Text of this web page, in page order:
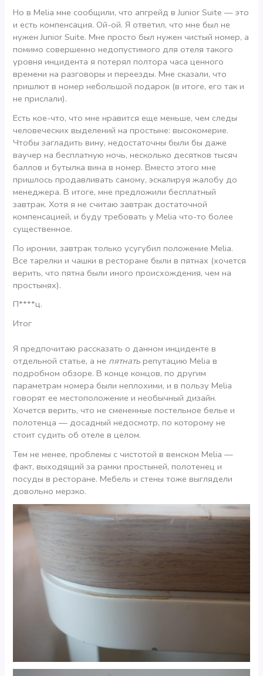
Но в Melia мне сообщили, что апгрейд в Junior Suite — это
и есть компенсация. Ой-ой. Я ответил, что мне был не
нужен Junior Suite. Мне просто был нужен чистый номер, а
помимо совершенно недопустимого для отеля такого
уровня инцидента я потерял полтора часа ценного
времени на разговоры и переезды. Мне сказали, что
пришлют в номер небольшой подарок (в итоге, его так и
не прислали).
Есть кое-что, что мне нравится еще меньше, чем следы
человеческих выделений на простыне: высокомерие.
Чтобы загладить вину, недостаточны были бы даже
ваучер на бесплатную ночь, несколько десятков тысяч
баллов и бутылка вина в номер. Вместо этого мне
пришлось продавливать самому, эскалируя жалобу до
менеджера. В итоге, мне предложили бесплатный
завтрак. Хотя я не считаю завтрак достаточной
компенсацией, и буду требовать у Melia что-то более
существенное.
По иронии, завтрак только усугубил положение Melia.
Все тарелки и чашки в ресторане были в пятнах (хочется
верить, что пятна были иного происхождения, чем на
простынях).
П****ц.
Итог
Я предпочитаю рассказать о данном инциденте в
отдельной статье, а не пятнать репутацию Melia в
подробном обзоре. В конце концов, по другим
параметрам номера были неплохими, и в пользу Melia
говорят ее местоположение и необычный дизайн.
Хочется верить, что не смененные постельное белье и
полотенца — досадный недосмотр, по которому не
стоит судить об отеле в целом.
Тем не менее, проблемы с чистотой в венском Melia —
факт, выходящий за рамки простыней, полотенец и
посуды в ресторане. Мебель и стены тоже выглядели
довольно мерзко.